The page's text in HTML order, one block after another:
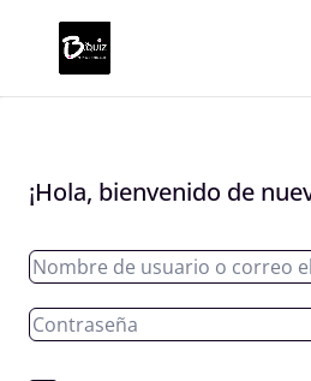
¡Hola, bienvenido de